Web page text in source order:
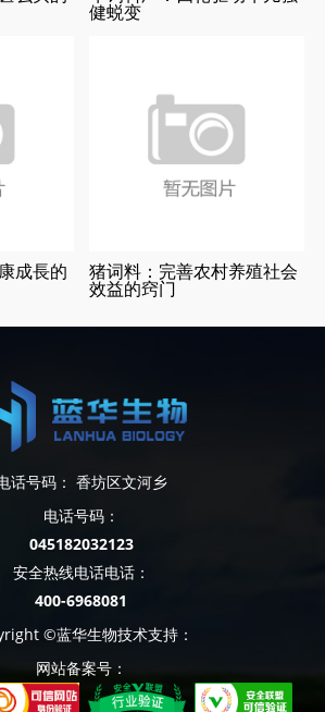
健蜕变
成長的 猪词料：完善农村养殖社会
效益的窍门
话号码： 香坊区文河乡
电话号码：
045182032123
安全热线电话电话：
400-6968081
©蓝华生物技术支持：
网站备案号：